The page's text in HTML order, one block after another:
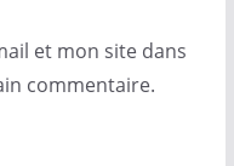
et mon site dans
commentaire.